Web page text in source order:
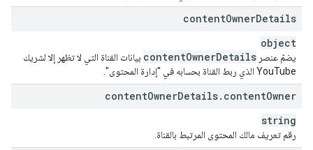
contentOwnerDetails
object
يضمّ عنصر contentOwnerDetails
بيانات القناة التي لا تظهر إلا لشريك
YouTube الذي ربط القناة بحسابه في "إدارة المحتوى".
contentOwnerDetails. contentOwner
string
رقم تعريف مالك المحتوى المرتبط بالقناة.